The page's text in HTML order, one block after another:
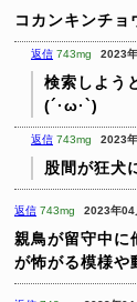
コカンキンチョ
返信 743mg 2023
検索しよう
(´·ω·`)
返信 743mg 2023
股間が狂犬
返信 743mg 2023年
親鳥が留守中に
が怖がる模様や